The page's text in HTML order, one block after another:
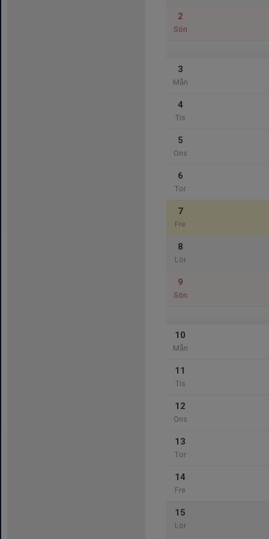
2
Sön
3
Mån
4
Tis
5
Ons
6
Tor
7
Fre
8
Lör
9
Sön
10
Mån
11
Tis
12
Ons
13
Tor
14
Fre
15
Lör